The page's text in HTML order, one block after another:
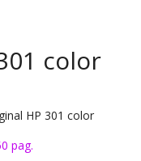
color
HP 301 color
pag.